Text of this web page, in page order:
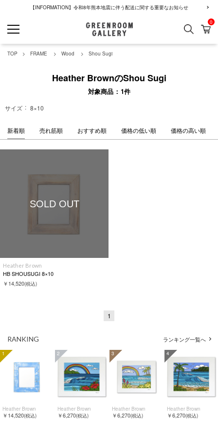
【INFORMATION】令和8年熊本地震に伴う配送に関する重要なお知らせ
検索 カ
0
TOP FRAME Wood Shou Sugi
Heather BrownのShou Sugi
対象商品 1件
サイズ 8×10
新着順 売れ筋順 おすすめ順 価格の低い順 価格の高い順
SOLD OUT
Heather Brown
HB SHOUSUGI 8×10
￥14,520(税込)
1
RANKING ランキング一覧へ
1
Heather Brown
￥14,520(税込)
2
Heather Brown
￥6,270(税込)
3
Heather Brown
￥6,270(税込)
4
Heather Brown
￥6,270(税込)